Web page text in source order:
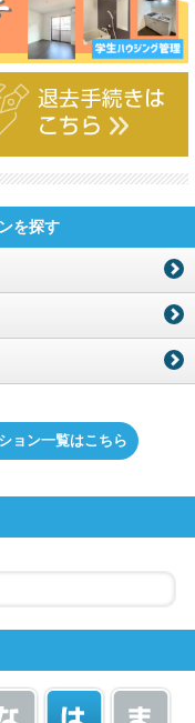
を探す
ョン一覧はこちら